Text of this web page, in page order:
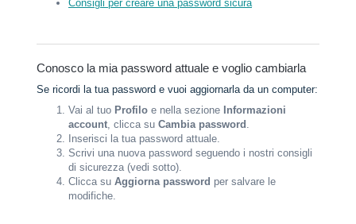
Consigli per creare una password sicura
Conosco la mia password attuale e voglio cambiarla
Se ricordi la tua password e vuoi aggiornarla da un computer:
Vai al tuo Profilo e nella sezione Informazioni
account, clicca su Cambia password .
Inserisci la tua password attuale.
Scrivi una nuova password seguendo i nostri consigli
di sicurezza (vedi sotto).
Clicca su Aggiorna password per salvare le
modifiche.